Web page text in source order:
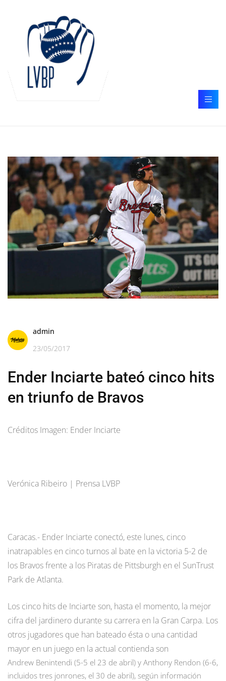
admin
23/05/2017
Ender Inciarte bateó cinco hits
en triunfo de Bravos
Créditos Imagen: Ender Inciarte
Verónica Ribeiro | Prensa LVBP
Caracas.- Ender Inciarte conectó, este lunes, cinco
inatrapables en cinco turnos al bate en la victoria 5-2 de
los Bravos frente a los Piratas de Pittsburgh en el SunTrust
Park de Atlanta.
Los cinco hits de Inciarte son, hasta el momento, la mejor
cifra del jardinero durante su carrera en la Gran Carpa. Los
otros jugadores que han bateado ésta o una cantidad
mayor en un juego en la actual contienda son
Andrew Benintendi (5-5 el 23 de abril) y Anthony Rendon (6-6,
incluidos tres jonrones, el 30 de abril), según información